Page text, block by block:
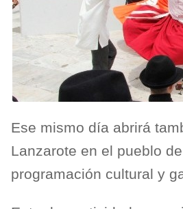
Ese mismo día abrirá
Lanzarote en el pueblo
programación cultural y